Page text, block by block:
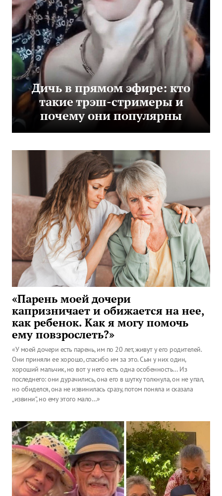
Дичь в прямом эфире: кто
такие трэш-стримеры и
почему они популярны
«Парень моей дочери
капризничает и обижается на нее,
как ребенок. Как я могу помочь
ему повзрослеть?»
«У моей дочери есть парень, им по 20 лет, живут у его родителей.
Они приняли ее хорошо, спасибо им за это. Сын у них один,
хороший мальчик, но вот у него есть одна особенность… Из
последнего: они дурачились, она его в шутку толкнула, он не упал,
но обиделся, она не извинилась сразу, потом поняла и сказала
„извини“, но ему этого мало…»